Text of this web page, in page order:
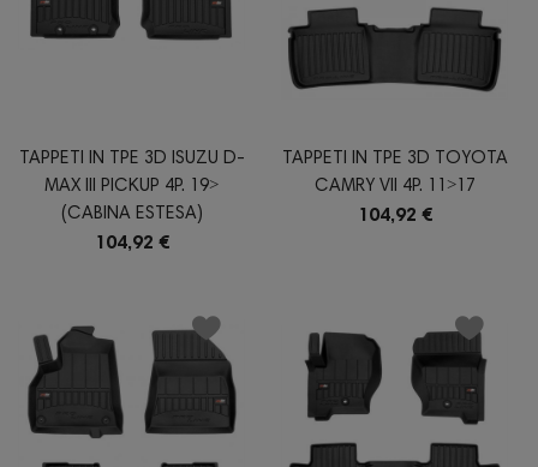
TAPPETI IN TPE 3D ISUZU D-
MAX III PICKUP 4P. 19˃
(CABINA ESTESA)
104,92 €
TAPPETI IN TPE 3D TOYOTA
CAMRY VII 4P. 11˃17
104,92 €